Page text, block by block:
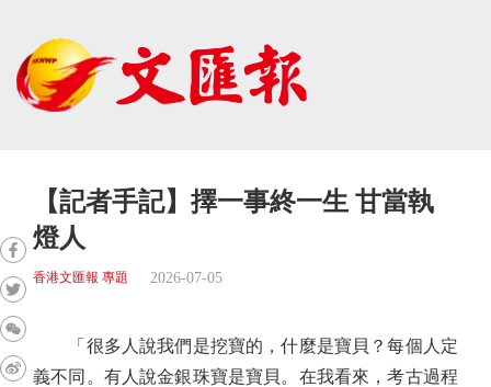
【記者手記】擇一事終一生 甘當執
燈人
香港文匯報 專題 2026-07-05
「很多人說我們是挖寶的，什麼是寶貝？每個人定
義不同。有人說金銀珠寶是寶貝。在我看來，考古過程